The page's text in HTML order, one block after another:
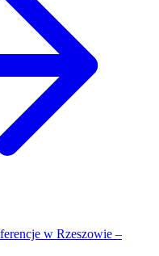
w Rzeszowie –